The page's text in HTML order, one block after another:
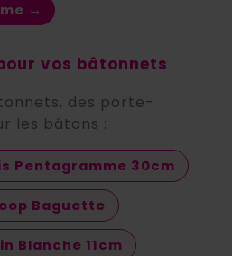
→
vos bâtonnets
des porte-
les bâtons :
Pentagramme 30cm
Baguette
Blanche 11cm